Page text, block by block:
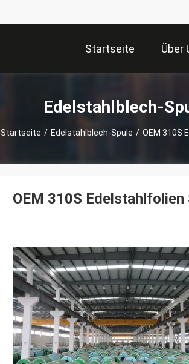
Startseite Über
Edelstahlblech-
Startseite / Edelstahlblech-Spule / OEM 310S
OEM 310S